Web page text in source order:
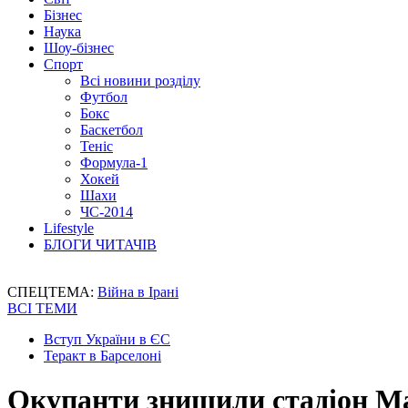
Бізнес
Наука
Шоу-бізнес
Спорт
Всі новини розділу
Футбол
Бокс
Баскетбол
Теніс
Формула-1
Хокей
Шахи
ЧС-2014
Lifestyle
БЛОГИ ЧИТАЧІВ
СПЕЦТЕМА: Війна в Ірані
ВСІ ТЕМИ
Вступ України в ЄС
Теракт в Барселоні
Окупанти знищили стадіон